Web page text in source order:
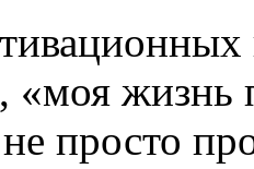
«моя жизнь
просто